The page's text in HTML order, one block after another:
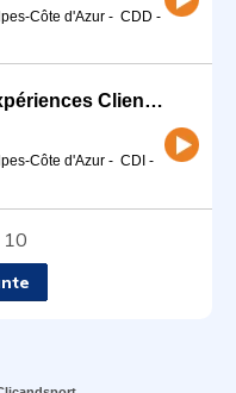
Côte d'Azur - CDD -
Conseiller-ère Services et Expériences Client (H/F) - Temps partiel 12h
Côte d'Azur - CDI -
10